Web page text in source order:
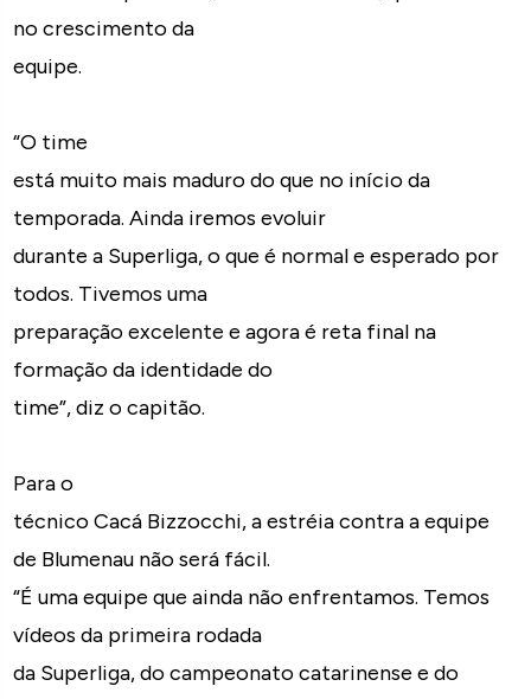
no crescimento da
equipe.
“O time
está muito mais maduro do que no início da
temporada. Ainda iremos evoluir
durante a Superliga, o que é normal e esperado por
todos. Tivemos uma
preparação excelente e agora é reta final na
formação da identidade do
time”, diz o capitão.
Para o
técnico Cacá Bizzocchi, a estréia contra a equipe
de Blumenau não será fácil.
“É uma equipe que ainda não enfrentamos. Temos
vídeos da primeira rodada
da Superliga, do campeonato catarinense e do